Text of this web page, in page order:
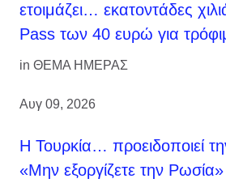
ετοιμάζει… εκατοντάδες
Pass των 40 ευρώ για
in ΘΕΜΑ ΗΜΕΡΑΣ
Αυγ 09, 2026
Η Τουρκία… προειδοποιεί
«Μην εξοργίζετε την Ρωσία»